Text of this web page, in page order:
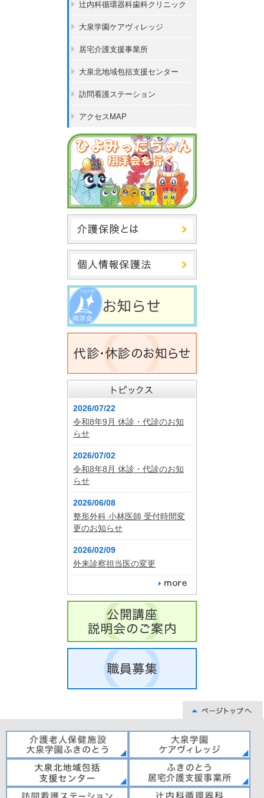
辻内科循環器科歯科クリニック
大泉学園ケアヴィレッジ
居宅介護支援事業所
大泉北地域包括支援センター
訪問看護ステーション
アクセスMAP
2026/07/22
令和8年9月 休診・代診のお知
らせ
2026/07/02
令和8年8月 休診・代診のお知
らせ
2026/06/08
整形外科 小林医師 受付時間変
更のお知らせ
2026/02/09
外来診察担当医の変更